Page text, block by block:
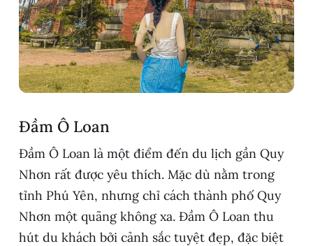
Đầm Ô Loan
Đầm Ô Loan là một điểm đến du lịch gần Quy
Nhơn rất được yêu thích. Mặc dù nằm trong
tỉnh Phú Yên, nhưng chỉ cách thành phố Quy
Nhơn một quãng không xa. Đầm Ô Loan thu
hút du khách bởi cảnh sắc tuyệt đẹp, đặc biệt